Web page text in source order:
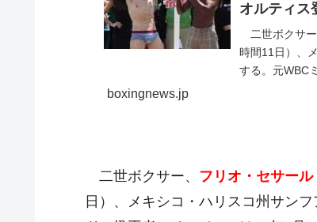
オルティス
二世ボクサー
時間11日）、
する。元WBC
boxingnews.jp
二世ボクサー、 フリオ・セサー
日）、メキシコ・ハリスコ州サン